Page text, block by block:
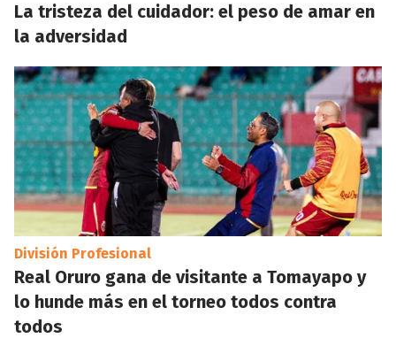
La tristeza del cuidador: el peso de amar en
la adversidad
División Profesional
Real Oruro gana de visitante a Tomayapo y
lo hunde más en el torneo todos contra
todos